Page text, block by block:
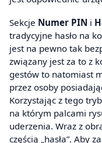
Sekcje Numer PIN i
tradycyjne hasło na
jest na pewno tak
związany jest za to z
gestów to natomiast
przez osoby
Korzystając z tego
na którym palcami
uderzenia. Wraz z
częścią „hasła”. Aby